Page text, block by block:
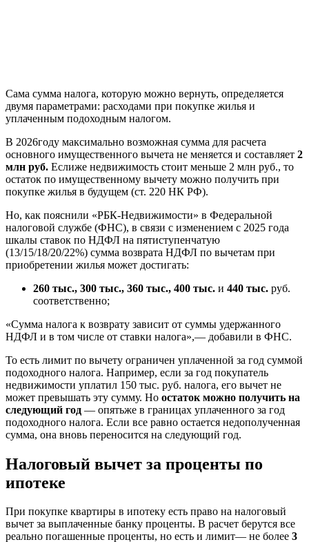
Сама сумма налога, которую можно вернуть, определяется
двумя параметрами: расходами при покупке жилья и
уплаченным подоходным налогом.
В 2026году максимально возможная сумма для расчета
основного имущественного вычета не меняется и составляет 2
млн руб. Еслиже недвижимость стоит меньше 2 млн руб., то
остаток по имущественному вычету можно получить при
покупке жилья в будущем (ст. 220 НК РФ).
Но, как пояснили «РБК-Недвижимости» в Федеральной
налоговой службе (ФНС), в связи с изменением с 2025 года
шкалы ставок по НДФЛ на пятиступенчатую
(13/15/18/20/22%) сумма возврата НДФЛ по вычетам при
приобретении жилья может достигать:
260 тыс., 300 тыс., 360 тыс., 400 тыс. и 440 тыс. руб.
соответственно;
«Сумма налога к возврату зависит от суммы удержанного
НДФЛ и в том числе от ставки налога»,— добавили в ФНС.
То есть лимит по вычету ограничен уплаченной за год суммой
подоходного налога. Например, если за год покупатель
недвижимости уплатил 150 тыс. руб. налога, его вычет не
может превышать эту сумму. Но остаток можно получить на
следующий год — опятьже в границах уплаченного за год
подоходного налога. Если все равно остается недополученная
сумма, она вновь переносится на следующий год.
Налоговый вычет за проценты по
ипотеке
При покупке квартиры в ипотеку есть право на налоговый
вычет за выплаченные банку проценты. В расчет берутся все
реально погашенные проценты, но есть и лимит— не более 3